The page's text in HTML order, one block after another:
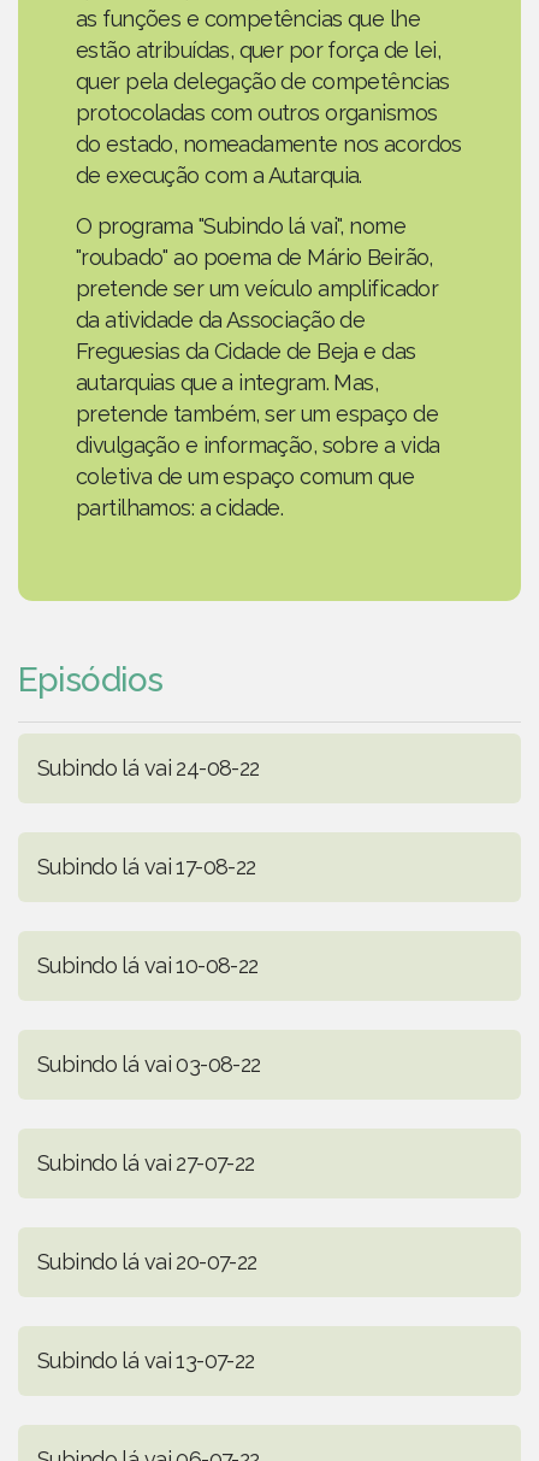
as funções e competências que lhe
estão atribuídas, quer por força de lei,
quer pela delegação de competências
protocoladas com outros organismos
do estado, nomeadamente nos acordos
de execução com a Autarquia.
O programa "Subindo lá vai", nome
"roubado" ao poema de Mário Beirão,
pretende ser um veículo amplificador
da atividade da Associação de
Freguesias da Cidade de Beja e das
autarquias que a integram. Mas,
pretende também, ser um espaço de
divulgação e informação, sobre a vida
coletiva de um espaço comum que
partilhamos: a cidade.
Episódios
Subindo lá vai 24-08-22
Subindo lá vai 17-08-22
Subindo lá vai 10-08-22
Subindo lá vai 03-08-22
Subindo lá vai 27-07-22
Subindo lá vai 20-07-22
Subindo lá vai 13-07-22